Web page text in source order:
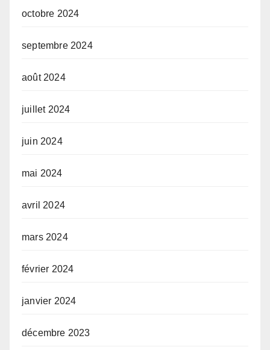
octobre 2024
septembre 2024
août 2024
juillet 2024
juin 2024
mai 2024
avril 2024
mars 2024
février 2024
janvier 2024
décembre 2023